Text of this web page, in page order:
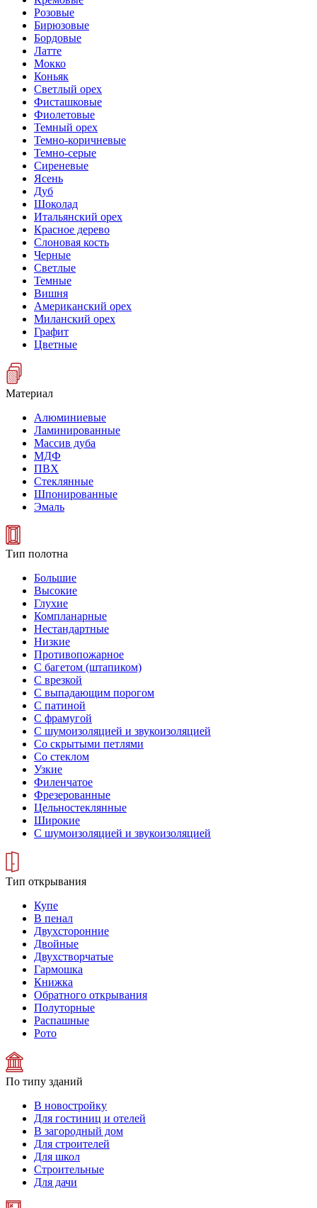
Розовые
Бирюзовые
Бордовые
Латте
Мокко
Коньяк
Светлый орех
Фисташковые
Фиолетовые
Темный орех
Темно-коричневые
Темно-серые
Сиреневые
Ясень
Дуб
Шоколад
Итальянский орех
Красное дерево
Слоновая кость
Черные
Светлые
Темные
Вишня
Американский орех
Миланский орех
Графит
Цветные
Материал
Алюминиевые
Ламинированные
Массив дуба
МДФ
ПВХ
Стеклянные
Шпонированные
Эмаль
Тип полотна
Большие
Высокие
Глухие
Компланарные
Нестандартные
Низкие
Противопожарное
С багетом (штапиком)
С врезкой
С выпадающим порогом
С патиной
С фрамугой
С шумоизоляцией и звукоизоляцией
Со скрытыми петлями
Со стеклом
Узкие
Филенчатое
Фрезерованные
Цельностеклянные
Широкие
С шумоизоляцией и звукоизоляцией
Тип открывания
Купе
В пенал
Двухсторонние
Двойные
Двухстворчатые
Гармошка
Книжка
Обратного открывания
Полуторные
Распашные
Рото
По типу зданий
В новостройку
Для гостиниц и отелей
В загородный дом
Для строителей
Для школ
Строительные
Для дачи